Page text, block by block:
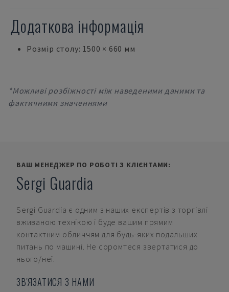
Додаткова інформація
Розмір столу: 1500 × 660 мм
*Можливі розбіжності між наведеними даними та
фактичними значеннями
ВАШ МЕНЕДЖЕР ПО РОБОТІ З КЛІЄНТАМИ:
Sergi Guardia
Sergi Guardia є одним з наших експертів з торгівлі
вживаною технікою і буде вашим прямим
контактним обличчям для будь-яких подальших
питань по машині. Не соромтеся звертатися до
нього/неї.
ЗВ'ЯЗАТИСЯ З НАМИ